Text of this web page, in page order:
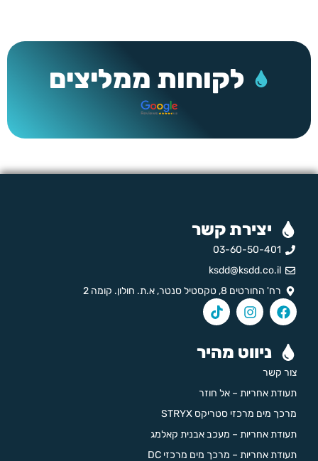
לקוחות ממליצים
יצירת קשר
03-60-50-401
ksdd@ksdd.co.il
רח' החורטים 8, טקסטיל סנטר, א.ת. חולון. קומה 2
ניווט מהיר
צור קשר
תעודת אחריות – אל חוזר
מרכך מים מרכזי סטריקס STRYX
תעודת אחריות – מעכב אבנית קאלמג
תעודת אחריות – מרכך מים מרכזי DC